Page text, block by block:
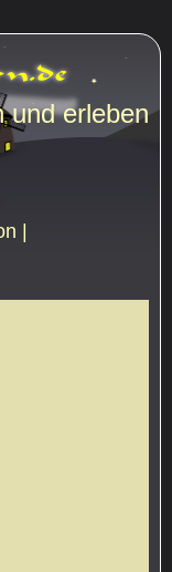
|
und erleben